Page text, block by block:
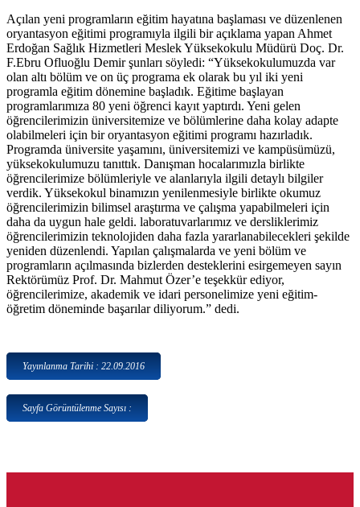
Açılan yeni programların eğitim hayatına başlaması ve düzenlenen
oryantasyon eğitimi programıyla ilgili bir açıklama yapan Ahmet
Erdoğan Sağlık Hizmetleri Meslek Yüksekokulu Müdürü Doç. Dr.
F.Ebru Ofluoğlu Demir şunları söyledi: “Yüksekokulumuzda var
olan altı bölüm ve on üç programa ek olarak bu yıl iki yeni
programla eğitim dönemine başladık. Eğitime başlayan
programlarımıza 80 yeni öğrenci kayıt yaptırdı. Yeni gelen
öğrencilerimizin üniversitemize ve bölümlerine daha kolay adapte
olabilmeleri için bir oryantasyon eğitimi programı hazırladık.
Programda üniversite yaşamını, üniversitemizi ve kampüsümüzü,
yüksekokulumuzu tanıttık. Danışman hocalarımızla birlikte
öğrencilerimize bölümleriyle ve alanlarıyla ilgili detaylı bilgiler
verdik. Yüksekokul binamızın yenilenmesiyle birlikte okumuz
öğrencilerimizin bilimsel araştırma ve çalışma yapabilmeleri için
daha da uygun hale geldi. laboratuvarlarımız ve dersliklerimiz
öğrencilerimizin teknolojiden daha fazla yararlanabilecekleri şekilde
yeniden düzenlendi. Yapılan çalışmalarda ve yeni bölüm ve
programların açılmasında bizlerden desteklerini esirgemeyen sayın
Rektörümüz Prof. Dr. Mahmut Özer’e teşekkür ediyor,
öğrencilerimize, akademik ve idari personelimize yeni eğitim-
öğretim döneminde başarılar diliyorum.” dedi.
Yayınlanma Tarihi : 22.09.2016
Sayfa Görüntülenme Sayısı :